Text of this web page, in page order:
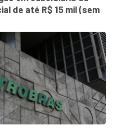
de até R$ 15 mil (sem